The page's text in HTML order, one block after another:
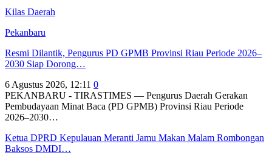
Kilas Daerah
Pekanbaru
Resmi Dilantik, Pengurus PD GPMB Provinsi Riau Periode 2026–
2030 Siap Dorong…
6 Agustus 2026, 12:11 0
PEKANBARU - TIRASTIMES — Pengurus Daerah Gerakan
Pembudayaan Minat Baca (PD GPMB) Provinsi Riau Periode
2026–2030…
Ketua DPRD Kepulauan Meranti Jamu Makan Malam Rombongan
Baksos DMDI…